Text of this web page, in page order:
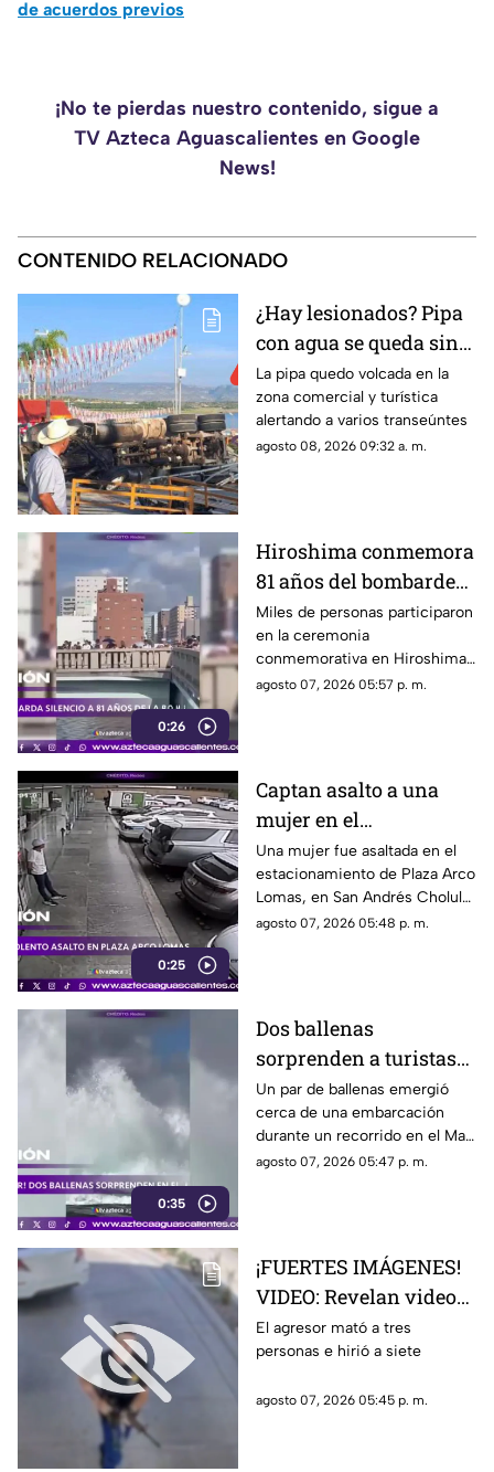
de acuerdos previos
¡No te pierdas nuestro contenido, sigue a
TV Azteca Aguascalientes en Google
News!
CONTENIDO RELACIONADO
¿Hay lesionados? Pipa
con agua se queda sin
frenos y termina en
volcadura en San José
de Gracia
La pipa quedo volcada en la
zona comercial y turística
alertando a varios transeúntes
agosto 08, 2026 09:32 a. m.
0:26
Hiroshima conmemora
81 años del bombardeo
atómico con un minuto
de silencio
Miles de personas participaron
en la ceremonia
conmemorativa en Hiroshima,
donde se recordó a las
agosto 07, 2026 05:57 p. m.
0:25
Captan asalto a una
mujer en el
estacionamiento de
Plaza Arco Lomas
Una mujer fue asaltada en el
estacionamiento de Plaza Arco
Lomas, en San Andrés Cholula.
El ataque quedó registrado por
agosto 07, 2026 05:48 p. m.
0:35
Dos ballenas
sorprenden a turistas
durante avistamiento
en el Mar de Cortés
Un par de ballenas emergió
cerca de una embarcación
durante un recorrido en el Mar
de Cortés. El avistamiento fue
agosto 07, 2026 05:47 p. m.
¡FUERTES IMÁGENES!
VIDEO: Revelan videos
de seguridad del tiroteo
realizado en famosa
hamburguesas en
El agresor mató a tres
personas e hirió a siete
agosto 07, 2026 05:45 p. m.